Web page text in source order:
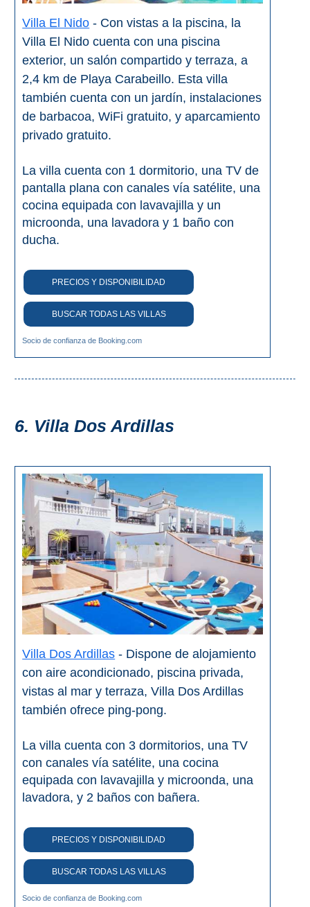
Villa El Nido - Con vistas a la piscina, la
Villa El Nido cuenta con una piscina
exterior, un salón compartido y terraza, a
2,4 km de Playa Carabeillo. Esta villa
también cuenta con un jardín, instalaciones
de barbacoa, WiFi gratuito, y aparcamiento
privado gratuito.
La villa cuenta con 1 dormitorio, una TV de
pantalla plana con canales vía satélite, una
cocina equipada con lavavajilla y un
microonda, una lavadora y 1 baño con
ducha.
PRECIOS Y DISPONIBILIDAD
BUSCAR TODAS LAS VILLAS
Socio de confianza de Booking.com
6. Villa Dos Ardillas
Villa Dos Ardillas - Dispone de alojamiento
con aire acondicionado, piscina privada,
vistas al mar y terraza, Villa Dos Ardillas
también ofrece ping-pong.
La villa cuenta con 3 dormitorios, una TV
con canales vía satélite, una cocina
equipada con lavavajilla y microonda, una
lavadora, y 2 baños con bañera.
PRECIOS Y DISPONIBILIDAD
BUSCAR TODAS LAS VILLAS
Socio de confianza de Booking.com